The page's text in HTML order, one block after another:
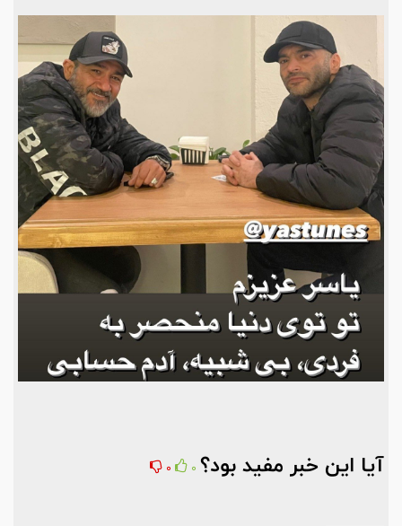
آیا این خبر مفید بود؟ 0
0